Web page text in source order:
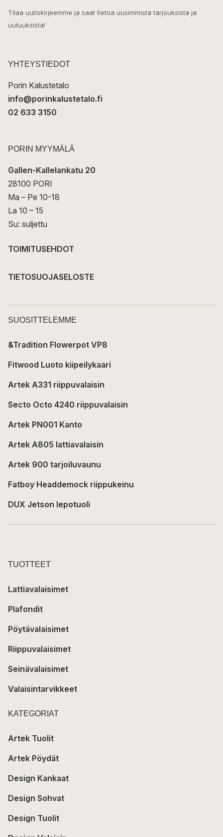
o
k
k
t
Tilaa uutiskirjeemme ja saat tietoa uusimmista tarjouksista ja
uutuuksista!
YHTEYSTIEDOT
Porin Kalustetalo
info@porinkalustetalo.fi
02 633 3150
PORIN MYYMÄLÄ
Gallen-Kallelankatu 20
28100 PORI
Ma – Pe 10-18
La 10 – 15
Su: suljettu
TOIMITUSEHDOT
TIETOSUOJASELOSTE
SUOSITTELEMME
&Tradition Flowerpot VP8
Fitwood Luoto kiipeilykaari
Artek A331 riippuvalaisin
Secto Octo 4240 riippuvalaisin
Artek PN001 Kanto
Artek A805 lattiavalaisin
Artek 900 tarjoiluvaunu
Fatboy Headdemock riippukeinu
DUX Jetson lepotuoli
TUOTTEET
Lattiavalaisimet
Plafondit
Pöytävalaisimet
Riippuvalaisimet
Seinävalaisimet
Valaisintarvikkeet
KATEGORIAT
Artek Tuolit
Artek Pöydät
Design Kankaat
Design Sohvat
Design Tuolit